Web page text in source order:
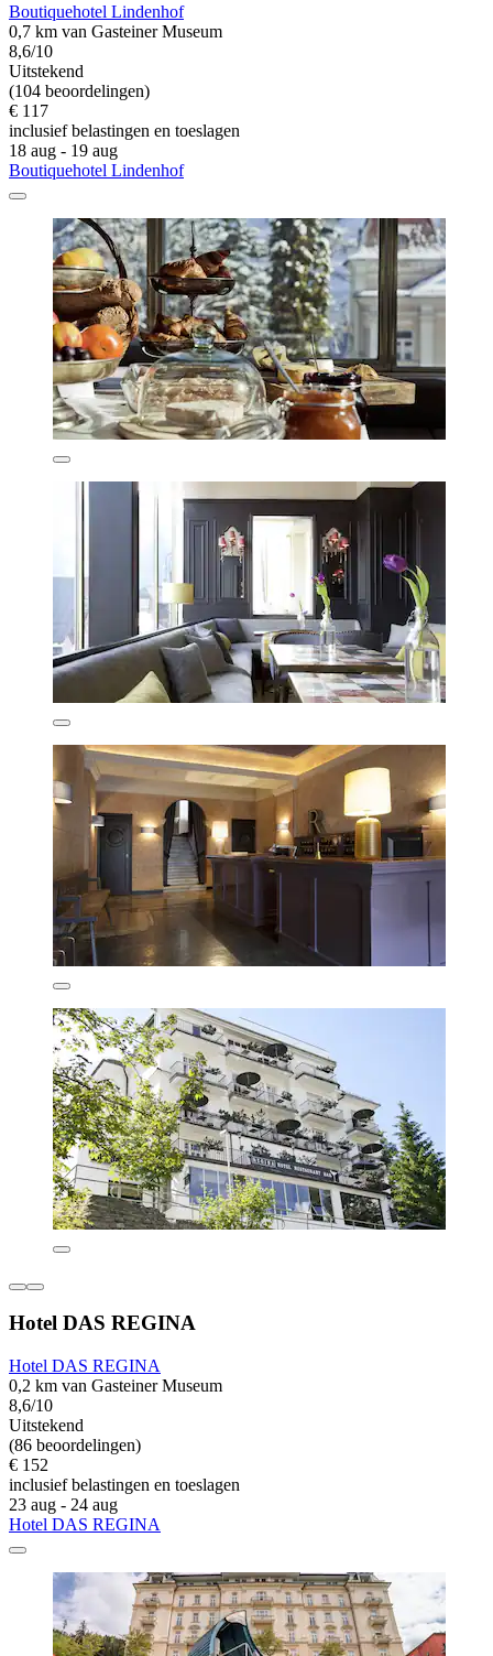
Boutiquehotel Lindenhof
0,7 km van Gasteiner Museum
8,6/10
Uitstekend
(104 beoordelingen)
€ 117
inclusief belastingen en toeslagen
18 aug - 19 aug
Boutiquehotel Lindenhof
Hotel DAS REGINA
Hotel DAS REGINA
0,2 km van Gasteiner Museum
8,6/10
Uitstekend
(86 beoordelingen)
€ 152
inclusief belastingen en toeslagen
23 aug - 24 aug
Hotel DAS REGINA